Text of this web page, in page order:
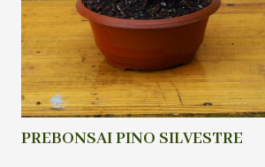
PREBONSAI PINO SILVESTRE